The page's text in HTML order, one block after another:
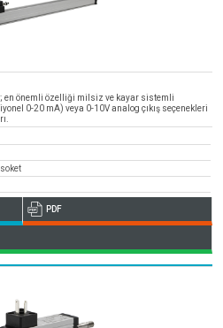
en önemli özelliği milsiz ve kayar sistemli
0-20 mA) veya 0-10V analog çıkış seçenekleri
PDF